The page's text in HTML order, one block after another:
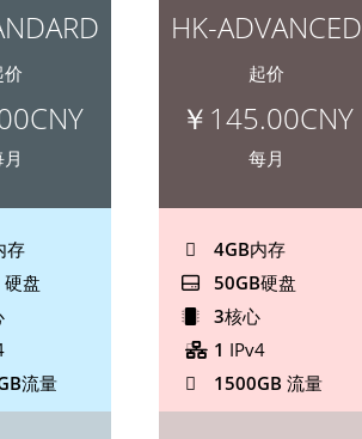
价
存
硬盘
流量
HK-ADVANCED
起价
￥145.00CNY
每月
4GB内存
50GB硬盘
3核心
1 IPv4
1500GB 流量